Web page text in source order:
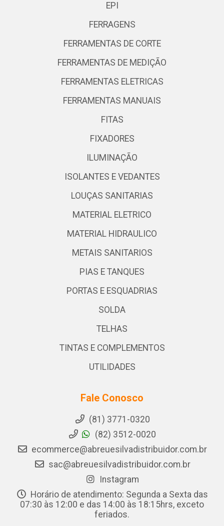
EPI
FERRAGENS
FERRAMENTAS DE CORTE
FERRAMENTAS DE MEDIÇÃO
FERRAMENTAS ELETRICAS
FERRAMENTAS MANUAIS
FITAS
FIXADORES
ILUMINAÇÃO
ISOLANTES E VEDANTES
LOUÇAS SANITARIAS
MATERIAL ELETRICO
MATERIAL HIDRAULICO
METAIS SANITARIOS
PIAS E TANQUES
PORTAS E ESQUADRIAS
SOLDA
TELHAS
TINTAS E COMPLEMENTOS
UTILIDADES
Fale Conosco
(81) 3771-0320
(82) 3512-0020
ecommerce@abreuesilvadistribuidor.com.br
sac@abreuesilvadistribuidor.com.br
Instagram
Horário de atendimento: Segunda a Sexta das
07:30 às 12:00 e das 14:00 às 18:15hrs, exceto
feriados.